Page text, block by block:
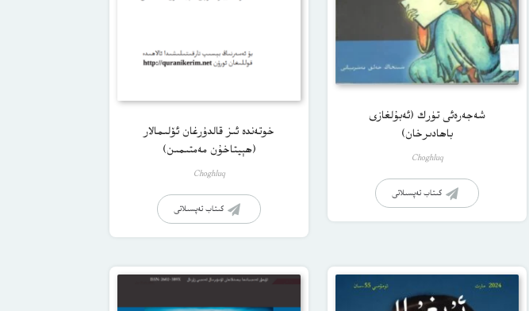
شەجەرەئى تۈرك (ئەبۇلغازى
باھادىرخان)
Choghluq
كىتاب تەپسىلاتى
(ھېيتاخۇن مەمتىمىن)
Choghluq
كىتاب تەپسىلاتى